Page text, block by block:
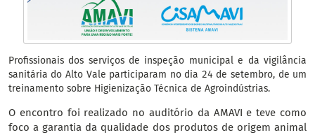
Profissionais dos serviços de inspeção municipal e da vigilância
sanitária do Alto Vale participaram no dia 24 de setembro, de um
treinamento sobre Higienização Técnica de Agroindústrias.
O encontro foi realizado no auditório da AMAVI e teve como
foco a garantia da qualidade dos produtos de origem animal